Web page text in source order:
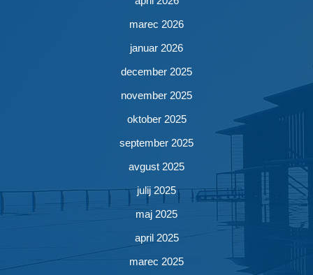
marec 2026
januar 2026
december 2025
november 2025
oktober 2025
september 2025
avgust 2025
julij 2025
maj 2025
april 2025
marec 2025